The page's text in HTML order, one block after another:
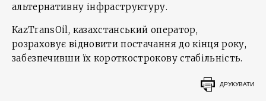
альтернативну інфраструктуру.
KazTransOil, казахстанський оператор,
розраховує відновити постачання до кінця року,
забезпечивши їх короткострокову стабільність.
ДРУКУВАТИ